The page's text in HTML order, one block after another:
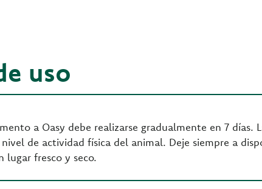
uso
a Oasy debe realizarse gradualmente en 7 días.
de actividad física del animal. Deje siempre a
lugar fresco y seco.